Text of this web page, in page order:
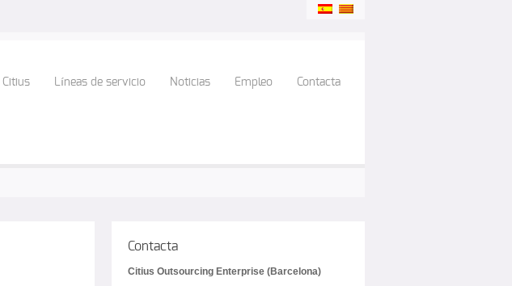
Citius Líneas de servicio Noticias Empleo Contacta
Contacta
Citius Outsourcing Enterprise (Barcelona)